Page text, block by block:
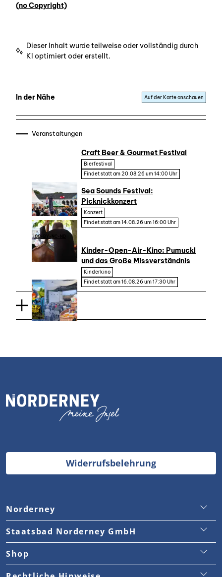
Widerrufsbelehrung
Norderney
Staatsbad Norderney GmbH
Touristinformation
Stadtverwaltung
Staatsbad Norderney GmbH
Traumjobs Norderney
Kontakt
Shop
Versand & Lieferung